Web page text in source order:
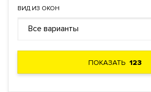
ВИД ИЗ ОКОН
Все варианты
ПОКАЗАТЬ 123